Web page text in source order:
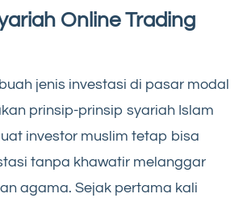
Online Trading
jenis investasi di pasar modal
prinsip-prinsip syariah Islam
investor muslim tetap bisa
tanpa khawatir melanggar
agama. Sejak pertama kali